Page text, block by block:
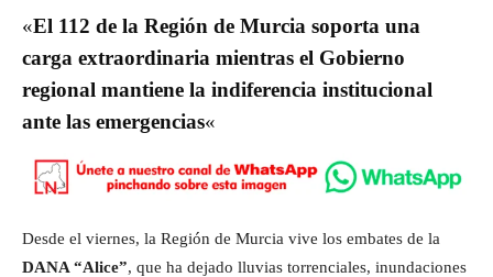
«El 112 de la Región de Murcia soporta una
carga extraordinaria mientras el Gobierno
regional mantiene la indiferencia institucional
ante las emergencias«
Desde el viernes, la Región de Murcia vive los embates de la
DANA “Alice”, que ha dejado lluvias torrenciales, inundaciones